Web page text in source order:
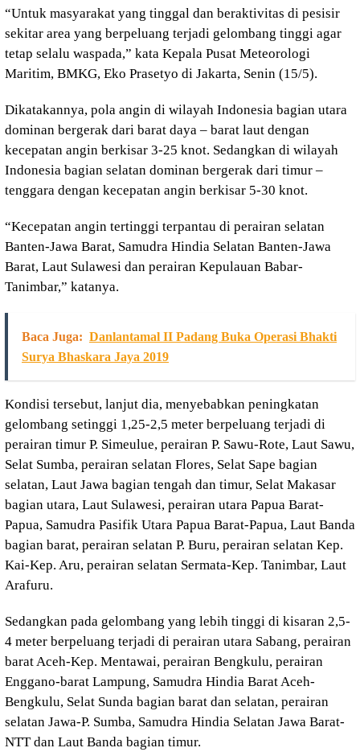
“Untuk masyarakat yang tinggal dan beraktivitas di pesisir
sekitar area yang berpeluang terjadi gelombang tinggi agar
tetap selalu waspada,” kata Kepala Pusat Meteorologi
Maritim, BMKG, Eko Prasetyo di Jakarta, Senin (15/5).
Dikatakannya, pola angin di wilayah Indonesia bagian utara
dominan bergerak dari barat daya – barat laut dengan
kecepatan angin berkisar 3-25 knot. Sedangkan di wilayah
Indonesia bagian selatan dominan bergerak dari timur –
tenggara dengan kecepatan angin berkisar 5-30 knot.
“Kecepatan angin tertinggi terpantau di perairan selatan
Banten-Jawa Barat, Samudra Hindia Selatan Banten-Jawa
Barat, Laut Sulawesi dan perairan Kepulauan Babar-
Tanimbar,” katanya.
Baca Juga: Danlantamal II Padang Buka Operasi Bhakti
Surya Bhaskara Jaya 2019
Kondisi tersebut, lanjut dia, menyebabkan peningkatan
gelombang setinggi 1,25-2,5 meter berpeluang terjadi di
perairan timur P. Simeulue, perairan P. Sawu-Rote, Laut Sawu,
Selat Sumba, perairan selatan Flores, Selat Sape bagian
selatan, Laut Jawa bagian tengah dan timur, Selat Makasar
bagian utara, Laut Sulawesi, perairan utara Papua Barat-
Papua, Samudra Pasifik Utara Papua Barat-Papua, Laut Banda
bagian barat, perairan selatan P. Buru, perairan selatan Kep.
Kai-Kep. Aru, perairan selatan Sermata-Kep. Tanimbar, Laut
Arafuru.
Sedangkan pada gelombang yang lebih tinggi di kisaran 2,5-
4 meter berpeluang terjadi di perairan utara Sabang, perairan
barat Aceh-Kep. Mentawai, perairan Bengkulu, perairan
Enggano-barat Lampung, Samudra Hindia Barat Aceh-
Bengkulu, Selat Sunda bagian barat dan selatan, perairan
selatan Jawa-P. Sumba, Samudra Hindia Selatan Jawa Barat-
NTT dan Laut Banda bagian timur.